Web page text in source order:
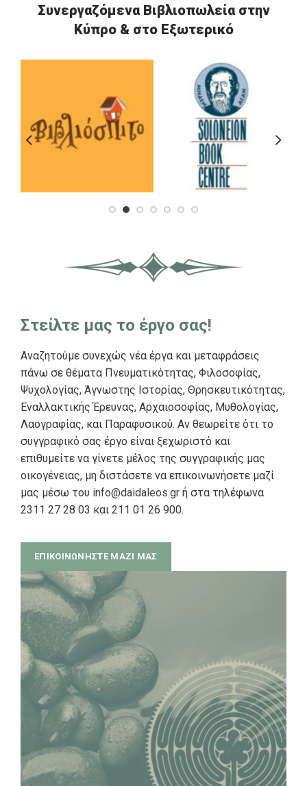
Συνεργαζόμενα Βιβλιοπωλεία στην
Κύπρο & στο Εξωτερικό
Στείλτε μας το έργο σας!
Αναζητούμε συνεχώς νέα έργα και μεταφράσεις
πάνω σε θέματα Πνευματικότητας, Φιλοσοφίας,
Ψυχολογίας, Άγνωστης Ιστορίας, Θρησκευτικότητας,
Εναλλακτικής Έρευνας, Αρχαιοσοφίας, Μυθολογίας,
Λαογραφίας, και Παραφυσικού. Αν θεωρείτε ότι το
συγγραφικό σας έργο είναι ξεχωριστό και
επιθυμείτε να γίνετε μέλος της συγγραφικής μας
οικογένειας, μη διστάσετε να επικοινωνήσετε μαζί
μας μέσω του info@daidaleos.gr ή στα τηλέφωνα
2311 27 28 03 και 211 01 26 900.
ΕΠΙΚΟΙΝΩΝΉΣΤΕ ΜΑΖΊ ΜΑΣ